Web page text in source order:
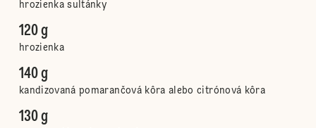
hrozienka sultánky
120 g
hrozienka
140 g
kandizovaná pomarančová kôra alebo citrónová kôra
130 g